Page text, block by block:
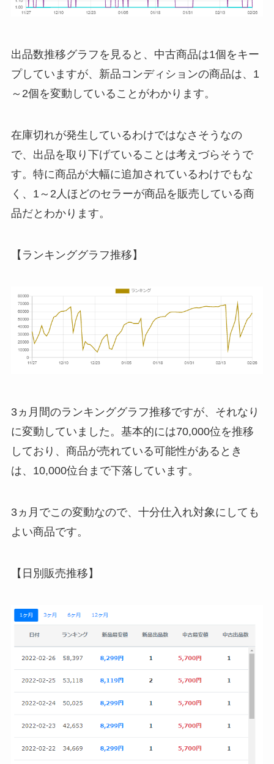
出品数推移グラフを見ると、中古商品は1個をキー
プしていますが、新品コンディションの商品は、1
～2個を変動していることがわかります。
在庫切れが発生しているわけではなさそうなの
で、出品を取り下げていることは考えづらそうで
す。特に商品が大幅に追加されているわけでもな
く、1～2人ほどのセラーが商品を販売している商
品だとわかります。
【ランキンググラフ推移】
3ヵ月間のランキンググラフ推移ですが、それなり
に変動していました。基本的には70,000位を推移
しており、商品が売れている可能性があるとき
は、10,000位台まで下落しています。
3ヵ月でこの変動なので、十分仕入れ対象にしても
よい商品です。
【日別販売推移】